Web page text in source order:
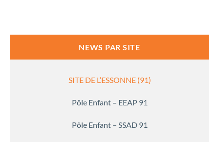
NEWS PAR SITE
SITE DE L’ESSONNE (91)
Pôle Enfant – EEAP 91
Pôle Enfant – SSAD 91